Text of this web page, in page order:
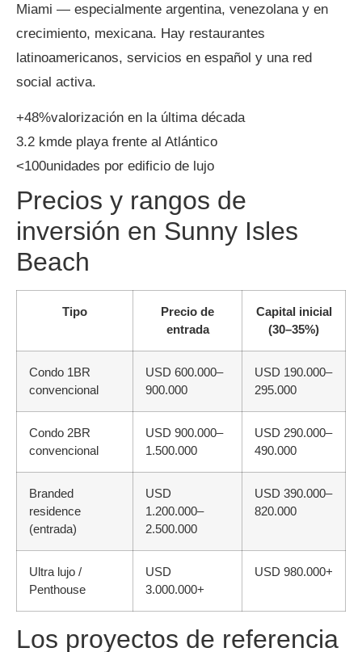
Miami — especialmente argentina, venezolana y en
crecimiento, mexicana. Hay restaurantes
latinoamericanos, servicios en español y una red
social activa.
+48%valorización en la última década
3.2 kmde playa frente al Atlántico
<100unidades por edificio de lujo
Precios y rangos de
inversión en Sunny Isles
Beach
Tipo
Precio de
entrada
Capital inicial
(30–35%)
Condo 1BR
convencional
USD 600.000–
900.000
USD 190.000–
295.000
Condo 2BR
convencional
USD 900.000–
1.500.000
USD 290.000–
490.000
Branded
residence
(entrada)
USD
1.200.000–
2.500.000
USD 390.000–
820.000
Ultra lujo /
Penthouse
USD
3.000.000+
USD 980.000+
Los proyectos de referencia